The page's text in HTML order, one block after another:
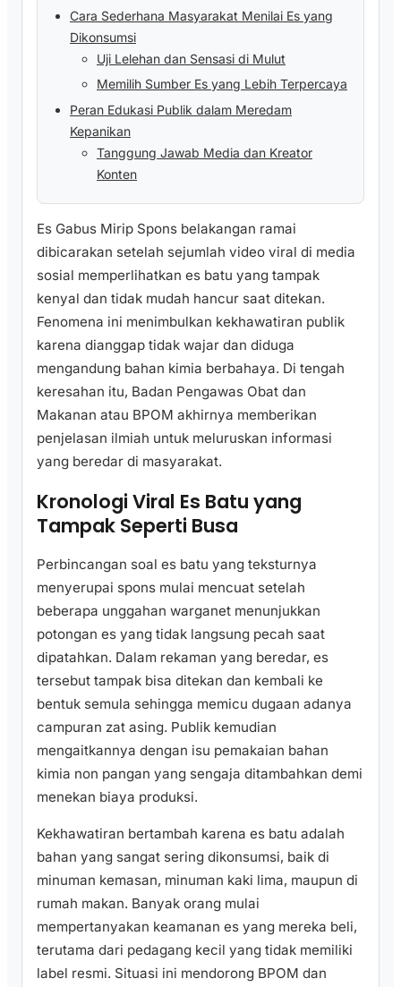
Cara Sederhana Masyarakat Menilai Es yang
Dikonsumsi
Uji Lelehan dan Sensasi di Mulut
Memilih Sumber Es yang Lebih Terpercaya
Peran Edukasi Publik dalam Meredam
Kepanikan
Tanggung Jawab Media dan Kreator
Konten
Es Gabus Mirip Spons belakangan ramai
dibicarakan setelah sejumlah video viral di media
sosial memperlihatkan es batu yang tampak
kenyal dan tidak mudah hancur saat ditekan.
Fenomena ini menimbulkan kekhawatiran publik
karena dianggap tidak wajar dan diduga
mengandung bahan kimia berbahaya. Di tengah
keresahan itu, Badan Pengawas Obat dan
Makanan atau BPOM akhirnya memberikan
penjelasan ilmiah untuk meluruskan informasi
yang beredar di masyarakat.
Kronologi Viral Es Batu yang
Tampak Seperti Busa
Perbincangan soal es batu yang teksturnya
menyerupai spons mulai mencuat setelah
beberapa unggahan warganet menunjukkan
potongan es yang tidak langsung pecah saat
dipatahkan. Dalam rekaman yang beredar, es
tersebut tampak bisa ditekan dan kembali ke
bentuk semula sehingga memicu dugaan adanya
campuran zat asing. Publik kemudian
mengaitkannya dengan isu pemakaian bahan
kimia non pangan yang sengaja ditambahkan demi
menekan biaya produksi.
Kekhawatiran bertambah karena es batu adalah
bahan yang sangat sering dikonsumsi, baik di
minuman kemasan, minuman kaki lima, maupun di
rumah makan. Banyak orang mulai
mempertanyakan keamanan es yang mereka beli,
terutama dari pedagang kecil yang tidak memiliki
label resmi. Situasi ini mendorong BPOM dan